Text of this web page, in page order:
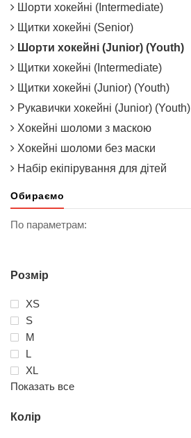
Шорти хокейні (Intermediate)
Щитки хокейні (Senior)
Шорти хокейні (Junior) (Youth)
Щитки хокейні (Intermediate)
Щитки хокейні (Junior) (Youth)
Рукавички хокейні (Junior) (Youth)
Хокейні шоломи з маскою
Хокейні шоломи без маски
Набір екіпірування для дітей
Обираємо
По параметрам:
Розмір
XS
S
M
L
XL
Показать все
Колір